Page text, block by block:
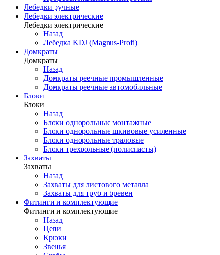
Лебедки ручные
Лебедки электрические
Лебедки электрические
Назад
Лебедка KDJ (Magnus-Profi)
Домкраты
Домкраты
Назад
Домкраты реечные промышленные
Домкраты реечные автомобильные
Блоки
Блоки
Назад
Блоки однорольные монтажные
Блоки однорольные шкивовые усиленные
Блоки однорольные траловые
Блоки трехрольные (полиспасты)
Захваты
Захваты
Назад
Захваты для листового металла
Захваты для труб и бревен
Фитинги и комплектующие
Фитинги и комплектующие
Назад
Цепи
Крюки
Звенья